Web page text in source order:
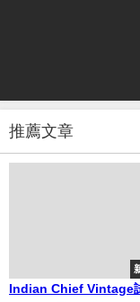
推薦文章
Indian Chief Vintage